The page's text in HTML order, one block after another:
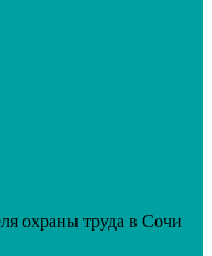
охраны труда в Сочи